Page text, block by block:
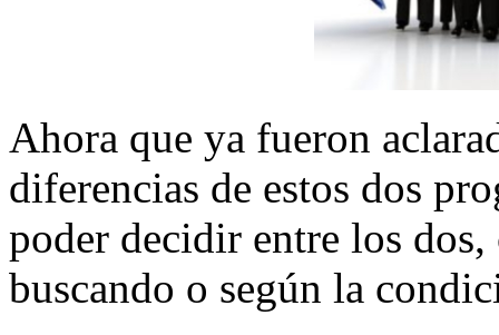
Ahora que ya fueron
diferencias de estos dos
poder decidir entre los dos,
buscando o según la